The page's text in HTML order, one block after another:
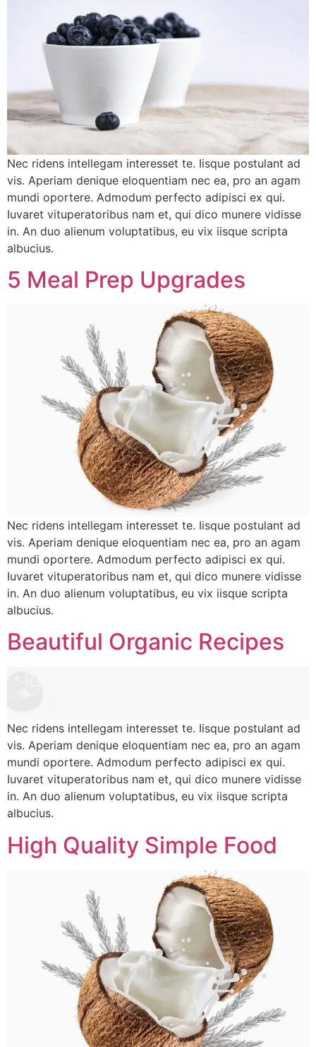
Nec ridens intellegam interesset te. Iisque postulant ad
vis. Aperiam denique eloquentiam nec ea, pro an agam
mundi oportere. Admodum perfecto adipisci ex qui.
Iuvaret vituperatoribus nam et, qui dico munere vidisse
in. An duo alienum voluptatibus, eu vix iisque scripta
albucius.
5 Meal Prep Upgrades
Nec ridens intellegam interesset te. Iisque postulant ad
vis. Aperiam denique eloquentiam nec ea, pro an agam
mundi oportere. Admodum perfecto adipisci ex qui.
Iuvaret vituperatoribus nam et, qui dico munere vidisse
in. An duo alienum voluptatibus, eu vix iisque scripta
albucius.
Beautiful Organic Recipes
Nec ridens intellegam interesset te. Iisque postulant ad
vis. Aperiam denique eloquentiam nec ea, pro an agam
mundi oportere. Admodum perfecto adipisci ex qui.
Iuvaret vituperatoribus nam et, qui dico munere vidisse
in. An duo alienum voluptatibus, eu vix iisque scripta
albucius.
High Quality Simple Food